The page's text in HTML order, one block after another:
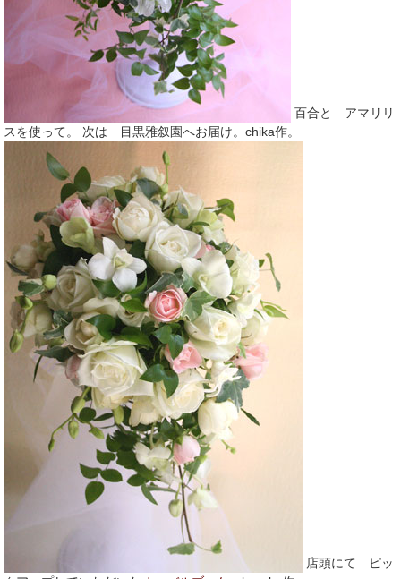
百合と アマリリ
スを使って。 次は 目黒雅叙園へお届け。chika作。
店頭にて ピッ